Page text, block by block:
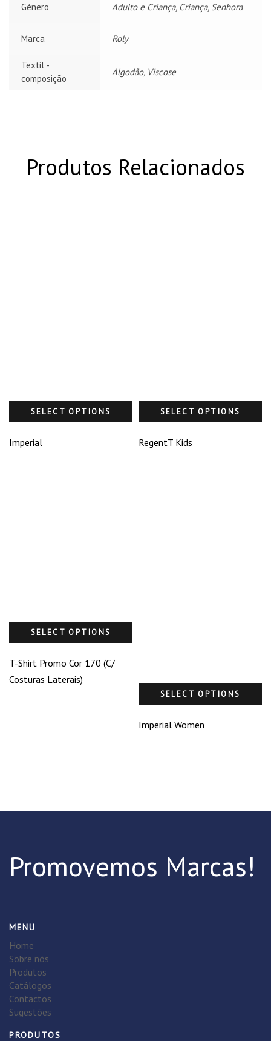
Género Adulto e Criança, Criança, Senhora
Marca Roly
Textil -
composição
Algodão, Viscose
Produtos Relacionados
SELECT OPTIONS
Imperial
SELECT OPTIONS
RegentT Kids
SELECT OPTIONS
T-Shirt Promo Cor 170 (C/
Costuras Laterais)
SELECT OPTIONS
Imperial Women
Promovemos Marcas!
MENU
Home
Sobre nós
Produtos
Catálogos
Contactos
Sugestões
PRODUTOS